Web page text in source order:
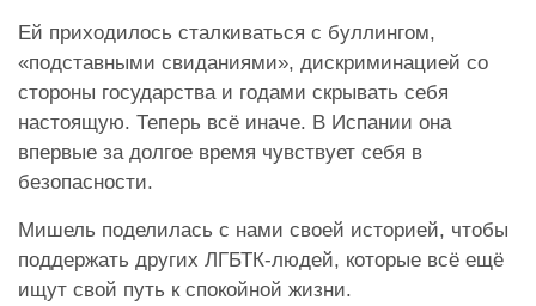
Ей приходилось сталкиваться с буллингом,
«подставными свиданиями», дискриминацией со
стороны государства и годами скрывать себя
настоящую. Теперь всё иначе. В Испании она
впервые за долгое время чувствует себя в
безопасности.
Мишель поделилась с нами своей историей, чтобы
поддержать других ЛГБТК-людей, которые всё ещё
ищут свой путь к спокойной жизни.